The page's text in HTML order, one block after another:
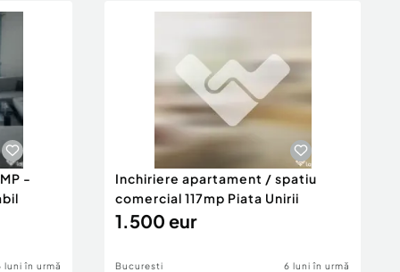
-
luni în urmă
Inchiriere apartament / spatiu
comercial 117mp Piata Unirii
1.500 eur
Bucuresti 6 luni în urmă